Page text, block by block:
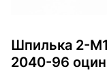
Шпилька 2-
2040-96